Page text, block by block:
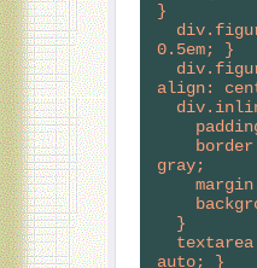
}
0.5em; }
align:
gray;
  }
auto; }